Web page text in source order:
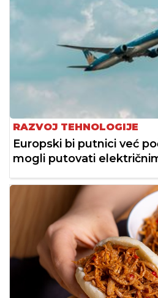
RAZVOJ TEHNOLOGIJE
Europski bi putnici već
mogli putovati